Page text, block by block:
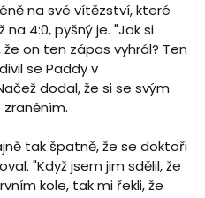
na své vítězství, které
na 4:0, pyšný je. "Jak si
on ten zápas vyhrál? Ten
se Paddy v
dodal, že si se svým
tak špatně, že se doktoři
"Když jsem jim sdělil, že
kole, tak mi řekli, že